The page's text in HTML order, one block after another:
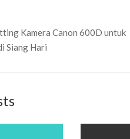
Kamera Canon 600D untuk
Siang Hari